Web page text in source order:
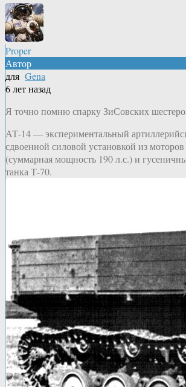
Proper
Автор
для Gena
6 лет назад
Я точно помню спарку ЗиСовских
АТ-14 — экспериментальный
сдвоенной силовой установкой из
(суммарная мощность 190 л.с.) и
танка Т-70.